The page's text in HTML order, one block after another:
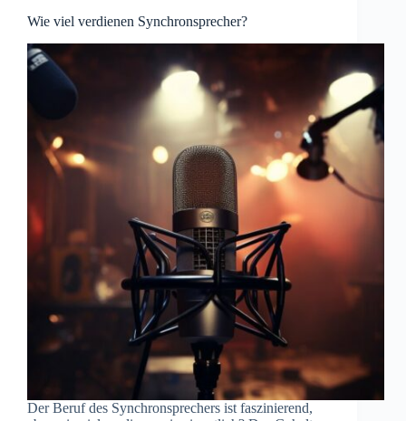
Wie viel verdienen Synchronsprecher?
Der Beruf des Synchronsprechers ist faszinierend,